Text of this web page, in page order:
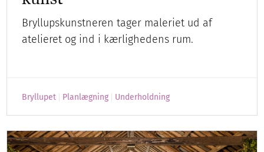
Bryllupskunstneren tager maleriet ud af
atelieret og ind i kærlighedens rum.
Bryllupet Planlægning Underholdning